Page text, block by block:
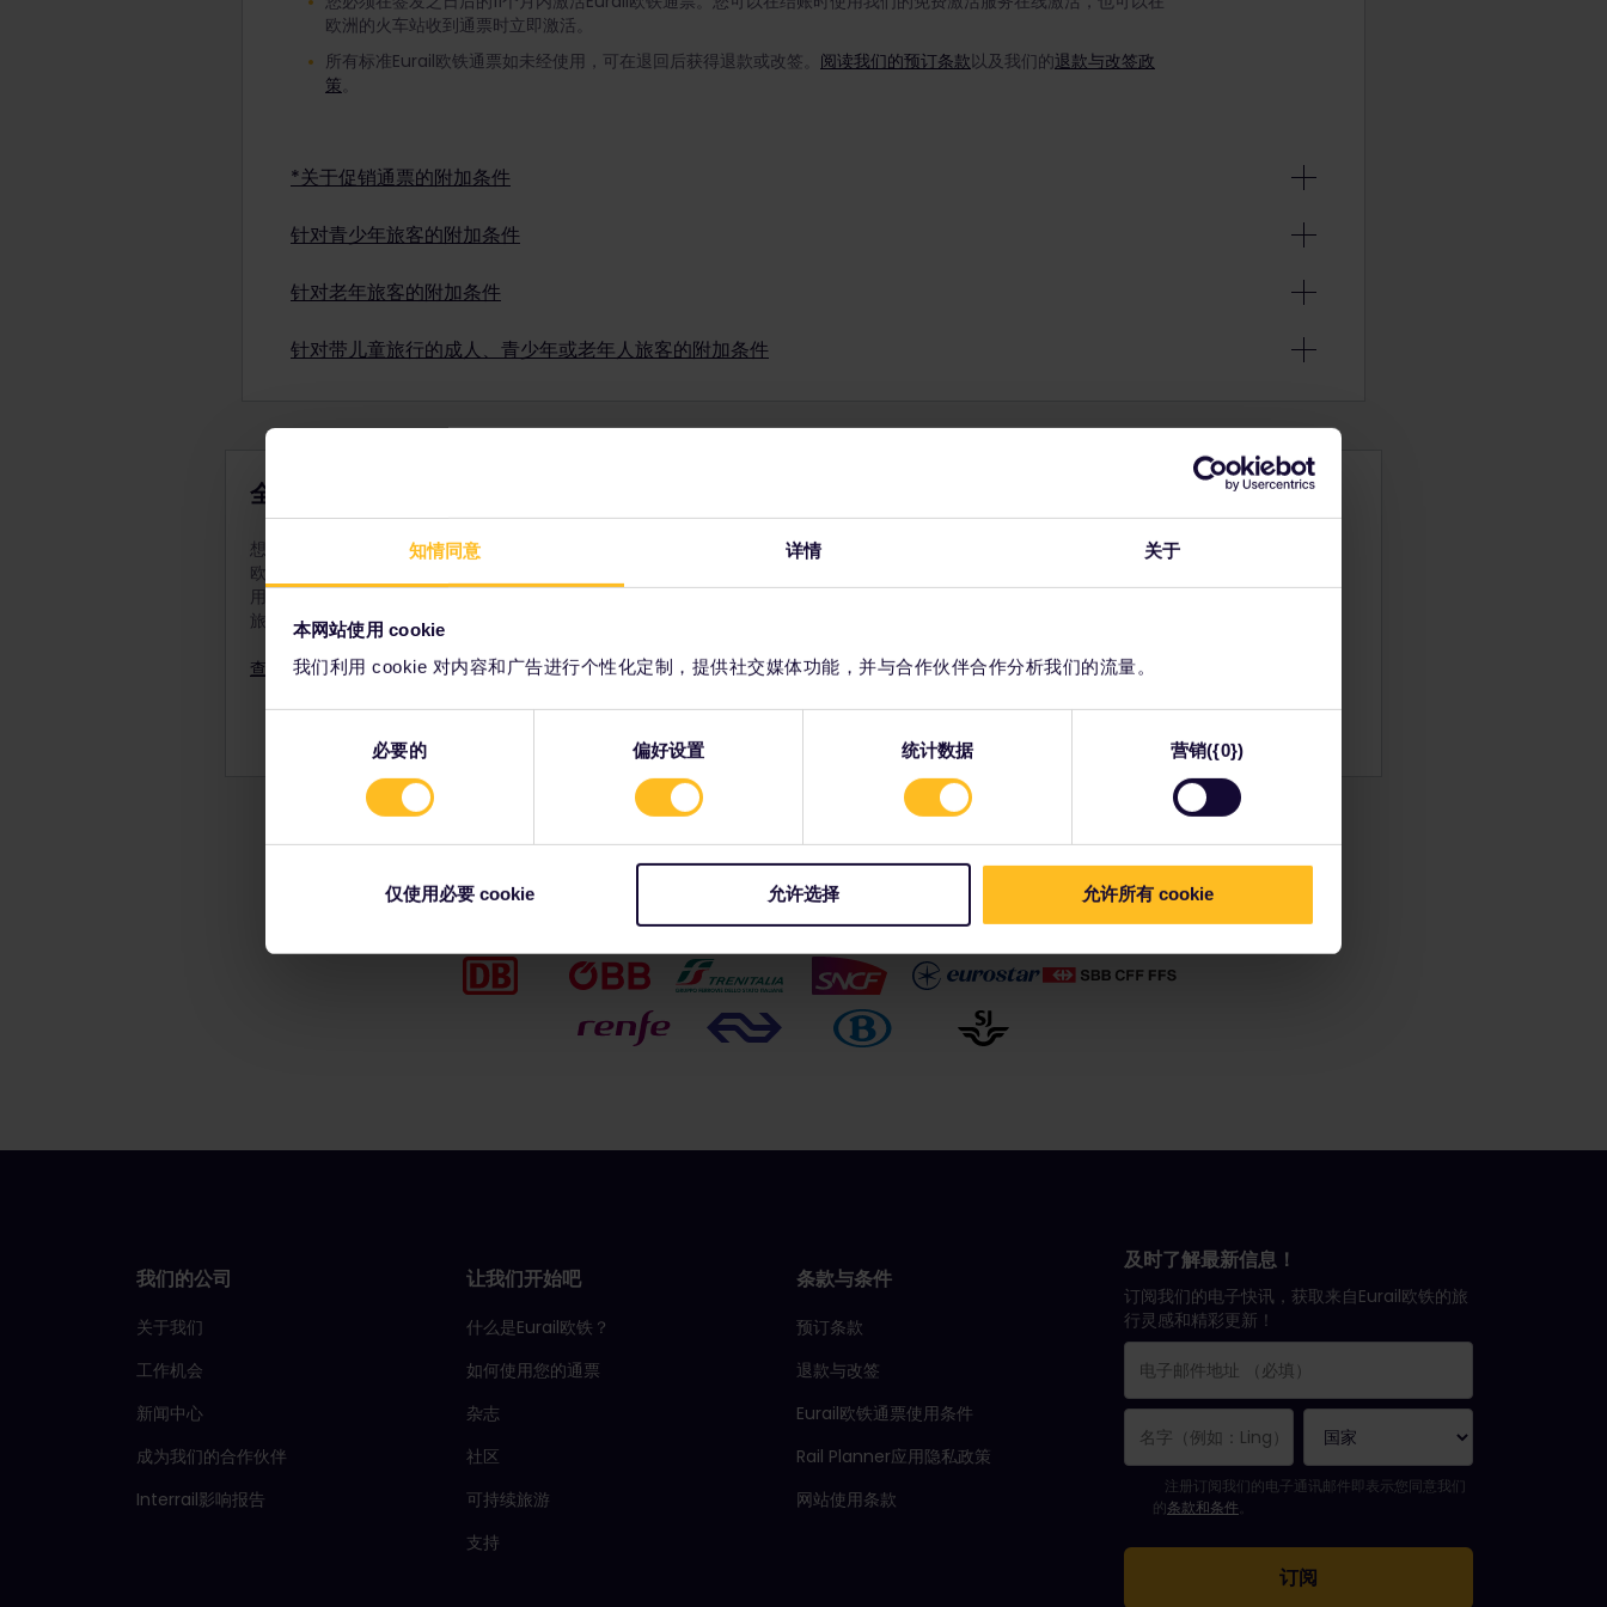
知情同意 详情 关于
本网站使用 cookie
我们利用 cookie 对内容和广告进行个性化定制，提供社交媒体功能，并与合作伙伴合作分析我们的流量。
必要的 偏好设置 统计数据 营销({0})
仅使用必要 cookie 允许选择 允许所有 cookie
欧洲的火车站收到通票时立即激活。
所有标准Eurail欧铁通票如未经使用，可在退回后获得退款或改签。 阅读我们的预订条款以及我们的退款与改签政
策
*关于促销通票的附加条件
Eurail欧铁促销通票可能不可退款，也不可改签，具体情况取决于促销条件。要确定已购买的促销通票能否退款或
改签，请查看支付确认。
针对青少年旅客的附加条件
要使用有折扣优惠的青少年通票旅行，在您选择开始旅行的日期，您的年龄必须为12岁至27岁（含27岁）。
童）。
针对老年旅客的附加条件
要使用有折扣优惠的老年人通票旅行，在您选择开始旅行的日期，您的年龄必须为60岁或以上。
针对带儿童旅行的成人、青少年或老年人旅客的附加条件
过2位儿童随1位成人旅行，则必须为每位超额的儿童单独购买一张青少年通票。
12岁以下的儿童应与成人同行。
切记在付款前将儿童通票与 成人通票、青少年通票或老年人通票一起添加到订单中。购买后无法将其添加到订单
中。
全境通票
想要参观欧洲多个国家？全境通票可带您遍览
欧洲
用，您可以随心确定旅行日。或完全规划您的
旅行，一切完全取决于您！
查看全境通票
覆盖广泛的欧洲铁路网络连接着欧洲所有最热
了解欧洲列车的相关信息
立即开始规划您的Eurail欧铁探奇之旅。
在时间表上查看旅程信息
阅读预订相关信息
我们的合作伙伴包括
我们的公司
关于我们
工作机会
新闻中心
成为我们的合作伙伴
Interrail影响报告
让我们开始吧
什么是Eurail欧铁？
如何使用您的通票
杂志
社区
可持续旅游
支持
条款与条件
预订条款
退款与改签
Eurail欧铁通票使用条件
Rail Planner应用隐私政策
网站使用条款
及时了解最新信息！
订阅我们的电子快讯，获取来自Eurail欧铁的旅
行灵感和精彩更新！
您已成功订阅。
电子邮件地址栏为必填栏！
电子邮件地址无效！
订阅电子通讯时出错。请稍后重试。
您已订阅此电子通讯！
请同意有关订阅电子通讯的条款和条件。
注册订阅我们的电子通讯邮件即表示您同意我们
的条款和条件